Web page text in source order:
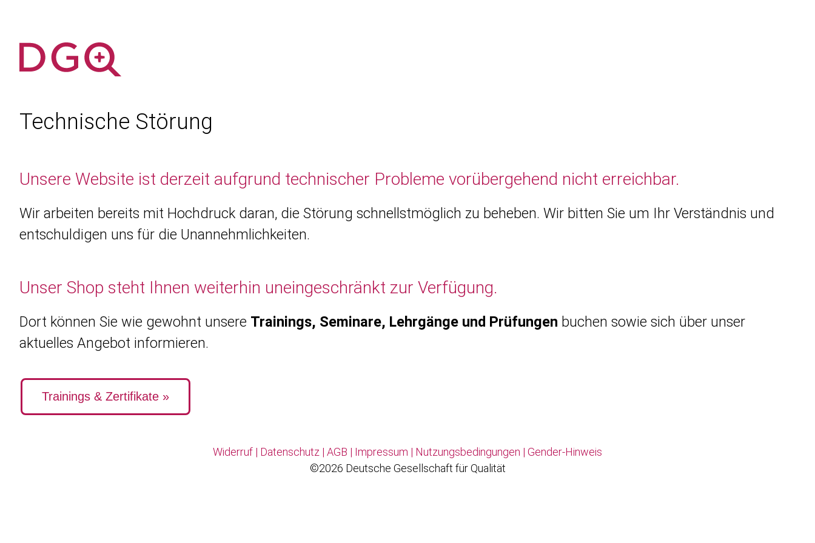
Technische Störung
Unsere Website ist derzeit aufgrund technischer Probleme vorübergehend nicht erreichbar.
Wir arbeiten bereits mit Hochdruck daran, die Störung schnellstmöglich zu beheben. Wir bitten Sie um Ihr Verständnis und
entschuldigen uns für die Unannehmlichkeiten.
Unser Shop steht Ihnen weiterhin uneingeschränkt zur Verfügung.
Dort können Sie wie gewohnt unsere Trainings, Seminare, Lehrgänge und Prüfungen buchen sowie sich über unser
aktuelles Angebot informieren.
Trainings & Zertifikate »
Widerruf | Datenschutz | AGB | Impressum | Nutzungsbedingungen | Gender-Hinweis
©2026 Deutsche Gesellschaft für Qualität